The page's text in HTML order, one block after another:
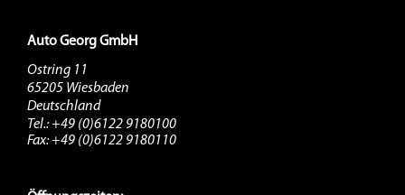
Auto Georg GmbH
Ostring 11
65205 Wiesbaden
Deutschland
Tel.: +49 (0)6122 9180100
Fax: +49 (0)6122 9180110